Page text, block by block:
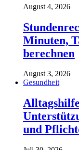
August 4, 2026
Minuten,
berechnen
August 3, 2026
Gesundheit
und